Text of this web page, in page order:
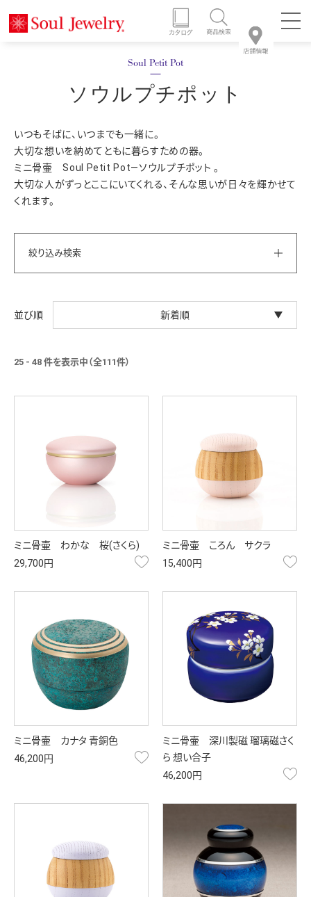
ソウルプチポット
いつもそばに、いつまでも一緒に。
大切な想いを納めてともに暮らすための器。
ミニ骨壷 Soul Petit Pot―ソウルプチポット 。
大切な人がずっとここにいてくれる、そんな思いが日々を輝かせて
くれます。
絞り込み検索
新着順
25 - 48 件を表示中（全111件）
ミニ骨壷 わかな 桜(さくら)
29,700円
お気に入り
ミニ骨壷 ころん サクラ
15,400円
ミニ骨壷 カナタ 青銅色
46,200円
お気に入り
ミニ骨壷 深川製磁 瑠璃磁さく
ら 想い合子
46,200円